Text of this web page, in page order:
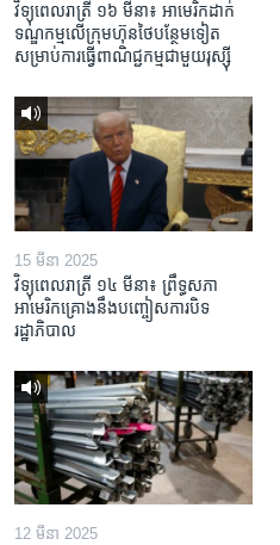
វិទ្យុពេលរាត្រី ១៦ មីនា៖ អាមេរិក​ដាក់​
ទណ្ឌកម្ម​លើ​ក្រុមហ៊ុន​ថៃ​បន្ថែម​ទៀត​
សម្រាប់​ការ​ធ្វើ​ពាណិជ្ជកម្ម​ជាមួយ​រុស្ស៊ី
15 មីនា 2025
វិទ្យុពេលរាត្រី ១៤ មីនា៖ ព្រឹទ្ធសភា
អាមេរិកគ្រោងនឹងបញ្ចៀសការបិទ
រដ្ឋាភិបាល
12 មីនា 2025